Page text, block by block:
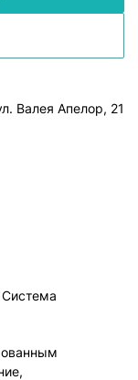
Валея Апелор, 21